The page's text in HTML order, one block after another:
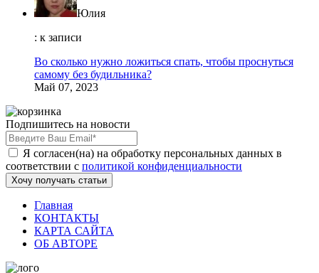
Юлия
: к записи
Во сколько нужно ложиться спать, чтобы проснуться
самому без будильника?
Май 07, 2023
Подпишитесь на новости
Я согласен(на) на обработку персональных данных в
соответствии с политикой конфиденциальности
Хочу получать статьи
Главная
КОНТАКТЫ
КАРТА САЙТА
ОБ АВТОРЕ